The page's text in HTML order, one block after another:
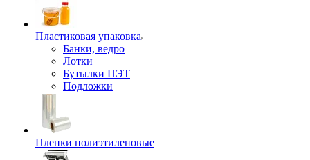
Пластиковая упаковка
Банки, ведро
Лотки
Бутылки ПЭТ
Подложки
Пленки полиэтиленовые